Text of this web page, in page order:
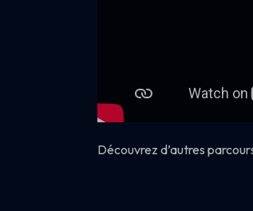
Découvrez d’autres